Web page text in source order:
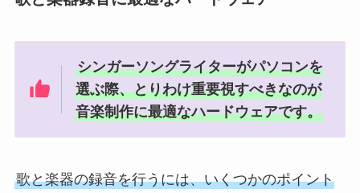
シンガーソングライターがパソコンを
選ぶ際、とりわけ重要視すべきなのが
音楽制作に最適なハードウェアです。
歌と楽器の録音を行うには、いくつかのポイント